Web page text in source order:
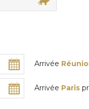
Arrivée
Arrivée Paris